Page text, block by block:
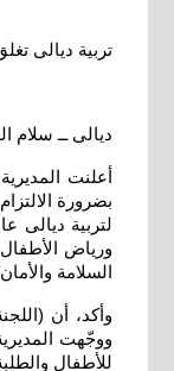
تربية ديالى
ديالى ــ سلام
أعلنت
بضرورة
لتربية ديالى
ورياض الأطفال
السلامة والأمان
وأكد، أن
ووجّهت
للأطفال